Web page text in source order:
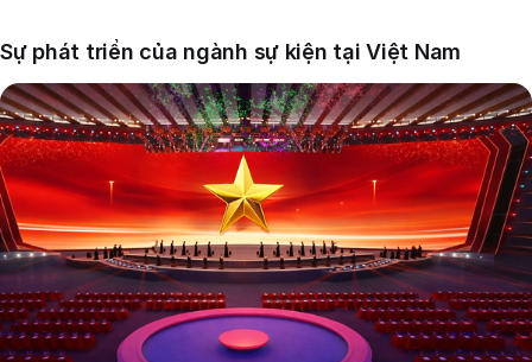
Sự phát triển của ngành sự kiện tại Việt Nam